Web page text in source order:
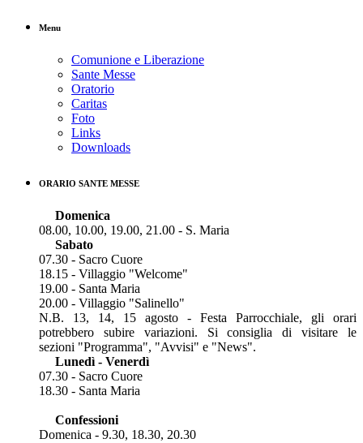
Menu
Comunione e Liberazione
Sante Messe
Oratorio
Caritas
Foto
Links
Downloads
ORARIO SANTE MESSE
Domenica
08.00, 10.00, 19.00, 21.00 - S. Maria
Sabato
07.30 - Sacro Cuore
18.15 - Villaggio "Welcome"
19.00 - Santa Maria
20.00 - Villaggio "Salinello"
N.B. 13, 14, 15 agosto - Festa Parrocchiale, gli orari
potrebbero subire variazioni. Si consiglia di visitare le
sezioni "Programma", "Avvisi" e "News".
Lunedì - Venerdì
07.30 - Sacro Cuore
18.30 - Santa Maria
Confessioni
Domenica - 9.30, 18.30, 20.30